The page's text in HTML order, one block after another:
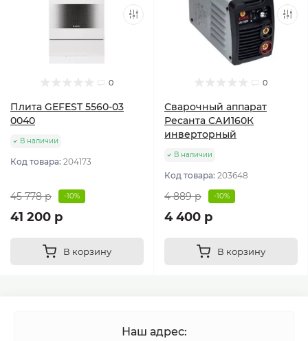
0
Плита GEFEST 5560-03
0040
В наличии
Код товара: 204173
45 778 р -10%
41 200 р
В корзину
0
Сварочный аппарат
Ресанта САИ160К
инверторный
В наличии
Код товара: 203648
4 889 р -10%
4 400 р
В корзину
Наш адрес: